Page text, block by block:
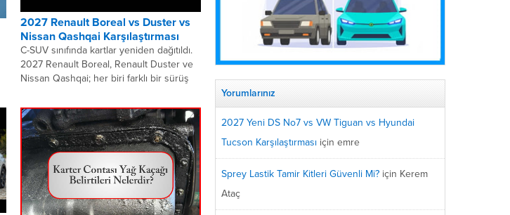
2027 Renault Boreal vs Duster vs
Nissan Qashqai Karşılaştırması
C-SUV sınıfında kartlar yeniden dağıtıldı.
2027 Renault Boreal, Renault Duster ve
Nissan Qashqai; her biri farklı bir sürüş
Yorumlarınız
2027 Yeni DS No7 vs VW Tiguan vs Hyundai
Tucson Karşılaştırması için emre
Sprey Lastik Tamir Kitleri Güvenli Mi? için Kerem
Ataç